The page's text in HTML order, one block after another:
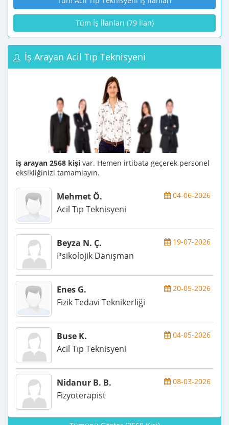
Tüm İş İlanları (79 İlan)
İş Arayan Acil Tıp Teknisyeni
iş arayan 2568 kişi var. Hemen irtibata geçerek personel
eksikliğinizi tamamlayın.
04-06-2026
Mehmet Ö.
Acil Tıp Teknisyeni
19-07-2026
Beyza N. Ç.
Psikolojik Danışman
20-05-2026
Enes G.
Fizik Tedavi Teknikerliği
04-05-2026
Buse K.
Acil Tıp Teknisyeni
08-03-2026
Nidanur B. B.
Fizyoterapist